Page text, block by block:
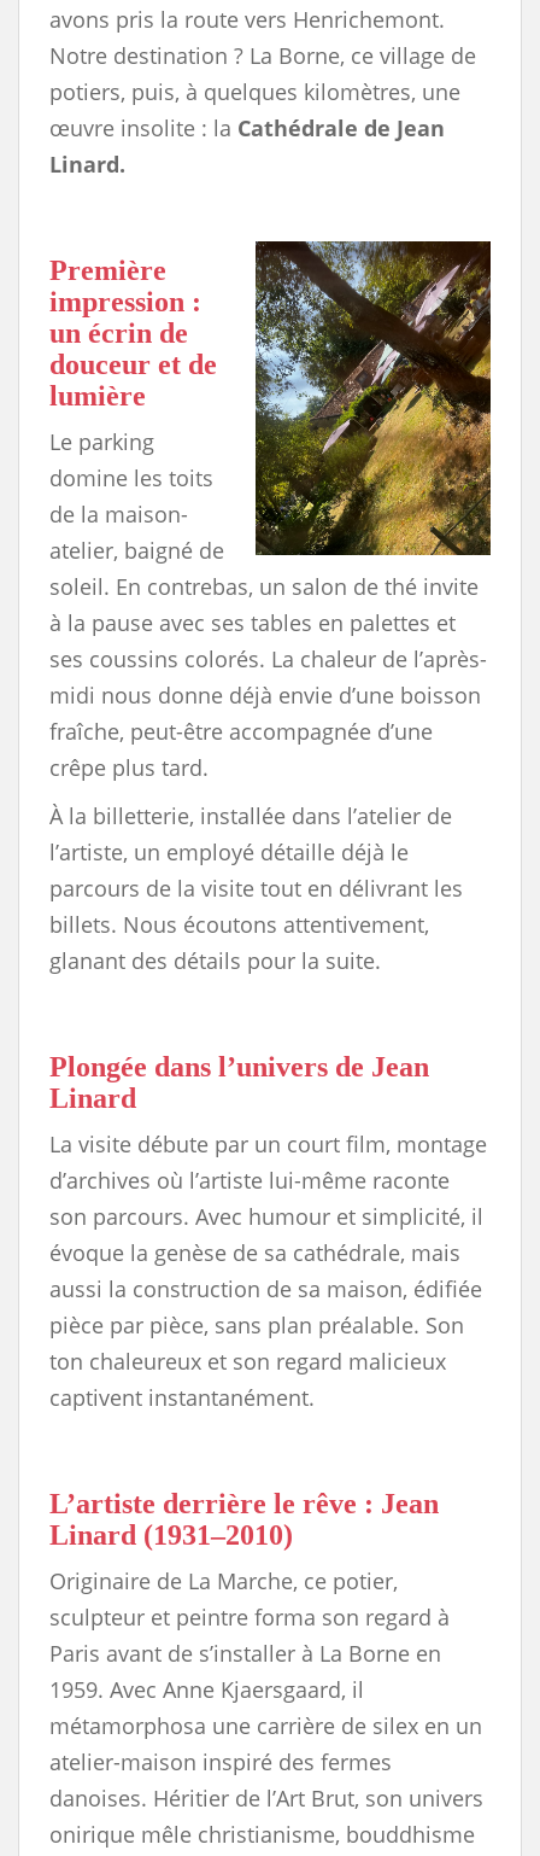
avons pris la route vers Henrichemont.
Notre destination ? La Borne, ce village de
potiers, puis, à quelques kilomètres, une
œuvre insolite : la Cathédrale de Jean
Linard.
Première
impression :
un écrin de
douceur et de
lumière
Le parking
domine les toits
de la maison-
atelier, baigné de
soleil. En contrebas, un salon de thé invite
à la pause avec ses tables en palettes et
ses coussins colorés. La chaleur de l’après-
midi nous donne déjà envie d’une boisson
fraîche, peut-être accompagnée d’une
crêpe plus tard.
À la billetterie, installée dans l’atelier de
l’artiste, un employé détaille déjà le
parcours de la visite tout en délivrant les
billets. Nous écoutons attentivement,
glanant des détails pour la suite.
Plongée dans l’univers de Jean
Linard
La visite débute par un court film, montage
d’archives où l’artiste lui-même raconte
son parcours. Avec humour et simplicité, il
évoque la genèse de sa cathédrale, mais
aussi la construction de sa maison, édifiée
pièce par pièce, sans plan préalable. Son
ton chaleureux et son regard malicieux
captivent instantanément.
L’artiste derrière le rêve : Jean
Linard (1931–2010)
Originaire de La Marche, ce potier,
sculpteur et peintre forma son regard à
Paris avant de s’installer à La Borne en
1959. Avec Anne Kjaersgaard, il
métamorphosa une carrière de silex en un
atelier-maison inspiré des fermes
danoises. Héritier de l’Art Brut, son univers
onirique mêle christianisme, bouddhisme